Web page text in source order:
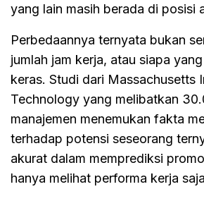
yang lain masih berada di posisi
Perbedaannya ternyata bukan
jumlah jam kerja, atau siapa
keras. Studi dari Massachusetts
Technology yang melibatkan
manajemen menemukan fakta
terhadap potensi seseorang
akurat dalam memprediksi
hanya melihat performa kerja